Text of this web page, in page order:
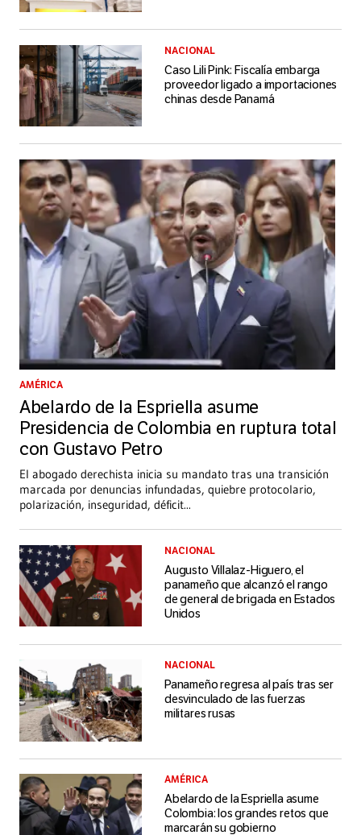
NACIONAL
Caso Lili Pink: Fiscalía embarga
proveedor ligado a importaciones
chinas desde Panamá
AMÉRICA
Abelardo de la Espriella asume
Presidencia de Colombia en ruptura total
con Gustavo Petro
El abogado derechista inicia su mandato tras una transición
marcada por denuncias infundadas, quiebre protocolario,
polarización, inseguridad, déficit...
NACIONAL
Augusto Villalaz-Higuero, el
panameño que alcanzó el rango
de general de brigada en Estados
Unidos
NACIONAL
Panameño regresa al país tras ser
desvinculado de las fuerzas
militares rusas
AMÉRICA
Abelardo de la Espriella asume
Colombia: los grandes retos que
marcarán su gobierno